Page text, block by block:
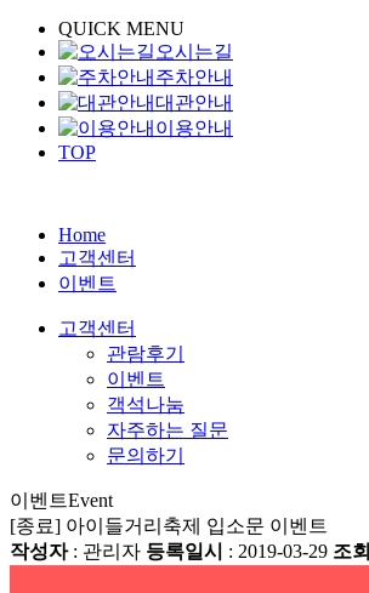
QUICK MENU
오시는길
주차안내
대관안내
이용안내
TOP
Home
고객센터
이벤트
고객센터
관람후기
이벤트
객석나눔
자주하는 질문
문의하기
이벤트Event
[종료] 아이들거리축제 입소문 이벤트
작성자: 관리자 등록일시 : 2019-03-29 조회